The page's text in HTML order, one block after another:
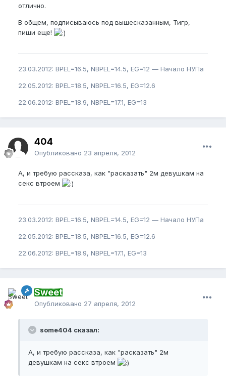
отлично.
В общем, подписываюсь под вышесказанным, Тигр,
пиши еще!
23.03.2012: BPEL=16.5, NBPEL=14.5, EG=12 — Начало НУПа
22.05.2012: BPEL=18.5, NBPEL=16.5, EG=12.6
22.06.2012: BPEL=18.9, NBPEL=17.1, EG=13
404
Опубликовано 23 апреля, 2012
А, и требую рассказа, как "расказать" 2м девушкам на
секс втроем
23.03.2012: BPEL=16.5, NBPEL=14.5, EG=12 — Начало НУПа
22.05.2012: BPEL=18.5, NBPEL=16.5, EG=12.6
22.06.2012: BPEL=18.9, NBPEL=17.1, EG=13
Sweet
Опубликовано 27 апреля, 2012
some404 сказал:
А, и требую рассказа, как "расказать" 2м
девушкам на секс втроем